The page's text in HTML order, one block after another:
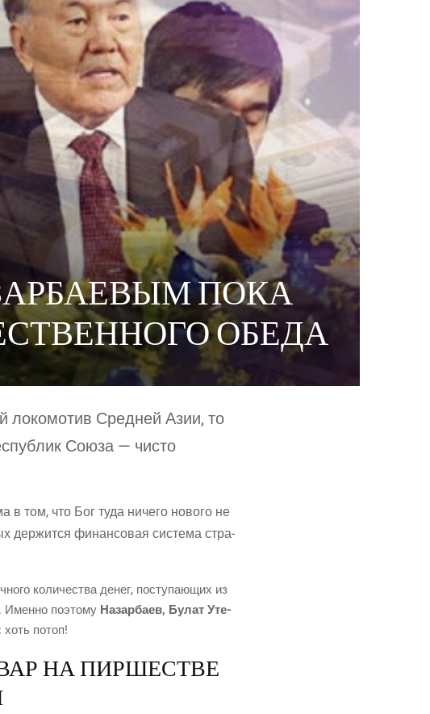
ПОКА
ОБЕДА
локо­мо­тив Сред­ней Азии, то
Сою­за — чисто
в том, что Бог туда ниче­го ново­го не
дер­жит­ся финан­со­вая систе­ма стра­
коли­че­ства денег, посту­па­ю­щих из
Имен­но поэто­му Назар­ба­ев, Булат Уте­
потоп!
НА ПИРШЕСТВЕ